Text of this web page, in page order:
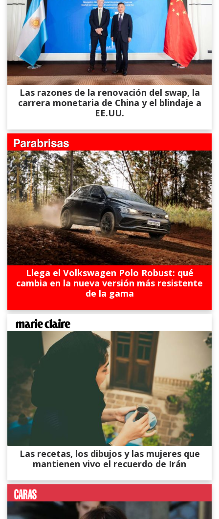
Las razones de la renovación del swap, la
carrera monetaria de China y el blindaje a
EE.UU.
Llega el Volkswagen Polo Robust: qué
cambia en la nueva versión más resistente
de la gama
Las recetas, los dibujos y las mujeres que
mantienen vivo el recuerdo de Irán